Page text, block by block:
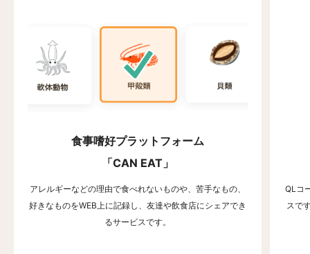
食事嗜好プラットフォーム
「CAN EAT」
アレルギーなどの理由で食べれないものや、苦手なもの、
好きなものをWEB上に記録し、友達や飲食店にシェアでき
るサービスです。
QLコ
スで